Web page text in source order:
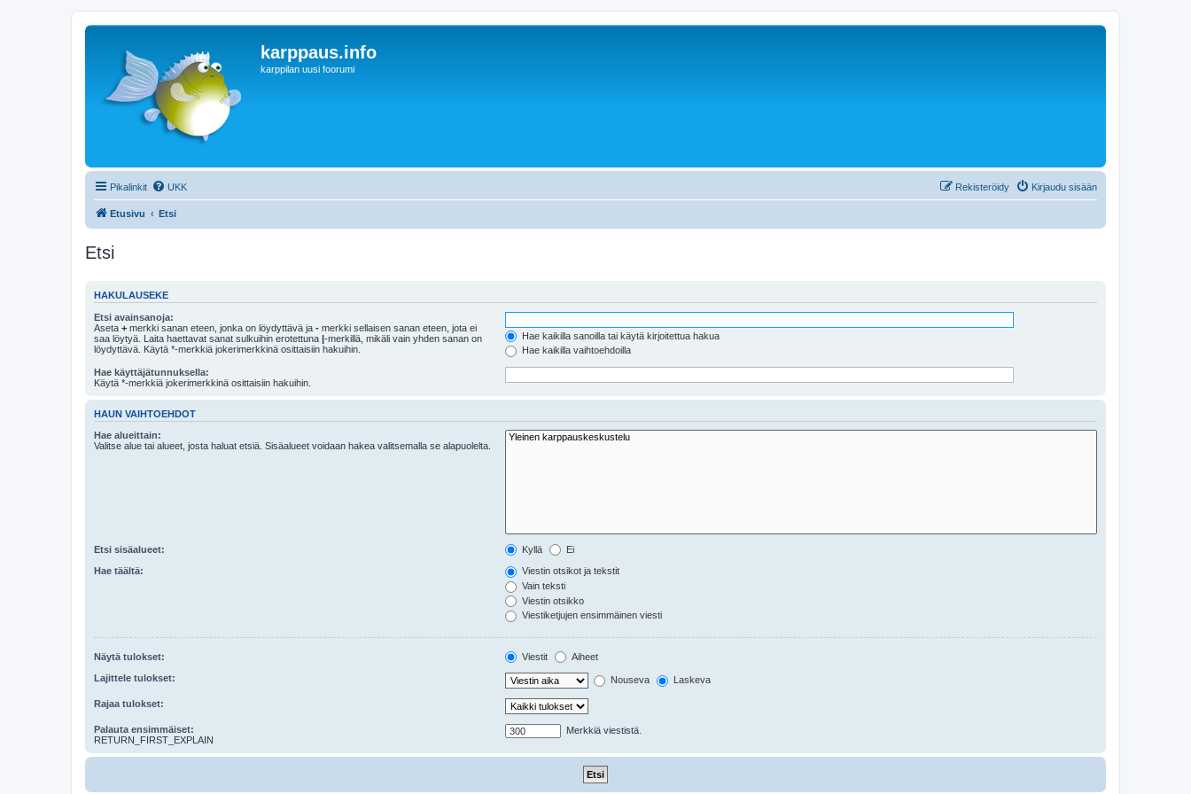
karppaus.info
karppilan uusi foorumi
Pikalinkit UKK Kirjaudu sisään
Rekisteröidy
Etusivu Etsi
Etsi
HAKULAUSEKE
Etsi avainsanoja:
Aseta + merkki sanan eteen, jonka on löydyttävä ja - merkki sellaisen sanan eteen, jota ei
saa löytyä. Laita haettavat sanat sulkuihin erotettuna |-merkillä, mikäli vain yhden sanan on
löydyttävä. Käytä *-merkkiä jokerimerkkinä osittaisiin hakuihin.
Hae kaikilla sanoilla tai käytä kirjoitettua hakua
Hae kaikilla vaihtoehdoilla
Hae käyttäjätunnuksella:
Käytä *-merkkiä jokerimerkkinä osittaisiin hakuihin.
HAUN VAIHTOEHDOT
Hae alueittain:
Valitse alue tai alueet, josta haluat etsiä. Sisäalueet voidaan hakea valitsemalla se alapuolelta.
Etsi sisäalueet: Kyllä Ei
Hae täältä:
Viestin otsikot ja tekstit
Vain teksti
Viestin otsikko
Viestiketjujen ensimmäinen viesti
Näytä tulokset: Viestit Aiheet
Lajittele tulokset: Nouseva Laskeva
Rajaa tulokset:
Palauta ensimmäiset:
RETURN_FIRST_EXPLAIN
Merkkiä viestistä.